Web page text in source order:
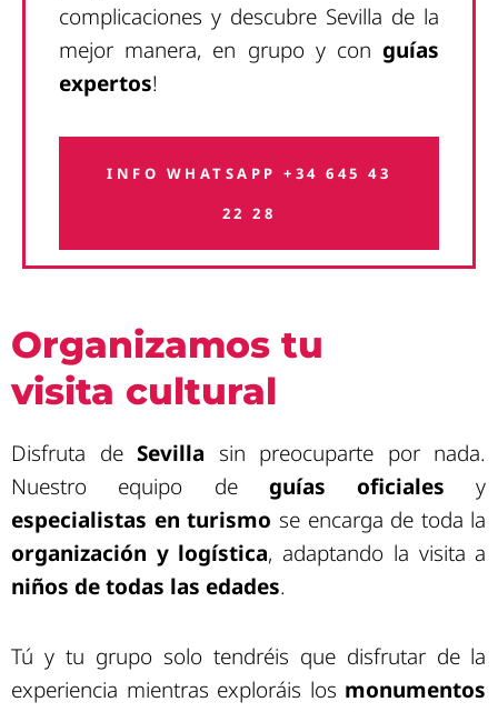
complicaciones y descubre Sevilla de la
mejor manera, en grupo y con guías
expertos!
INFO WHATSAPP +34 645 43
22 28
Organizamos tu
visita cultural
Disfruta deSevilla sin preocuparte por nada.
Nuestro equipo de guías oficiales y
especialistas en turismo se encarga de toda la
organización y logística, adaptando la visita a
niños de todas las edades.
Tú y tu grupo solo tendréis que disfrutar de la
experiencia mientras exploráis los monumentos